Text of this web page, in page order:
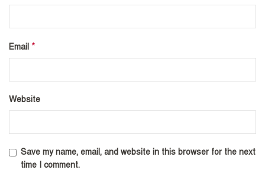
Email *
Website
Save my name, email, and website in this browser for the next
time I comment.